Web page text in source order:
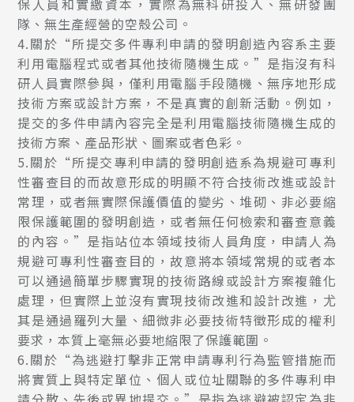
保人員和實繳資本，實際為無科研投入、無研發團
隊、無生產經營的空殼公司。
4.關於“所提交多件專利申請的發明創造內容系主要
利用電腦程式或者其他技術隨機生成。”是指沒有科
研人員實際參與，僅利用電腦手段隨機、無序地形成
技術方案或設計方案，不是真實的創新活動。例如，
提交的多件申請內容完全是利用電腦技術隨機生成的
技術方案、產品形狀、圖案或者色彩。
5.關於“所提交專利申請的發明創造系為規避可專利
性審查目的而故意形成的明顯不符合技術改進或設計
常理，或者無實際保護價值的變劣、堆砌、非必要縮
限保護範圍的發明創造，或者無任何檢索和審查意義
的內容。”是指站位本領域技術人員角度，申請人為
規避可專利性審查目的，故意將本領域常規的或者本
可以通過簡單步驟實現的技術路線或設計方案複雜化
處理，但實際上並沒有實現技術改進和設計改進，尤
其是通過羅列大量、細微非必要技術特徵形成的權利
要求，本質上毫無必要地縮限了保護範圍。
6.關於“為逃避打擊非正常申請專利行為監管措施而
將實質上與特定單位、個人或位址關聯的多件專利申